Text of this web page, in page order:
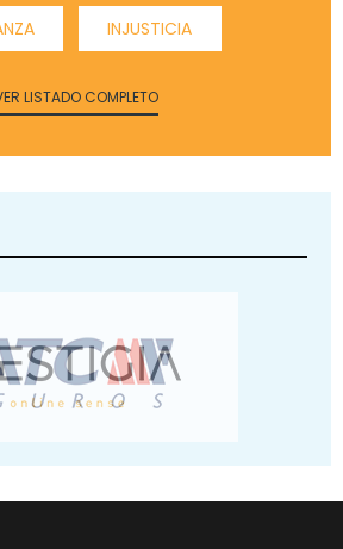
INJUSTICIA
LISTADO COMPLETO